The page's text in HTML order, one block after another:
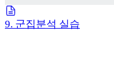
9. 군집분석 실습